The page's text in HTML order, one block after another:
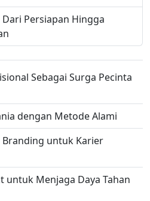
Persiapan Hingga
Sebagai Surga Pecinta
dengan Metode Alami
untuk Karier
untuk Menjaga Daya Tahan